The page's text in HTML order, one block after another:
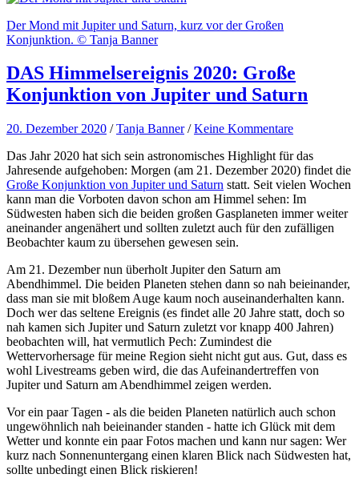
Der Mond mit Jupiter und Saturn, kurz vor der Großen
Konjunktion. © Tanja Banner
DAS Himmelsereignis 2020: Große
Konjunktion von Jupiter und Saturn
20. Dezember 2020 /Tanja Banner /Keine Kommentare
Das Jahr 2020 hat sich sein astronomisches Highlight für das
Jahresende aufgehoben: Morgen (am 21. Dezember 2020) findet die
Große Konjunktion von Jupiter und Saturn statt. Seit vielen Wochen
kann man die Vorboten davon schon am Himmel sehen: Im
Südwesten haben sich die beiden großen Gasplaneten immer weiter
aneinander angenähert und sollten zuletzt auch für den zufälligen
Beobachter kaum zu übersehen gewesen sein.
Am 21. Dezember nun überholt Jupiter den Saturn am
Abendhimmel. Die beiden Planeten stehen dann so nah beieinander,
dass man sie mit bloßem Auge kaum noch auseinanderhalten kann.
Doch wer das seltene Ereignis (es findet alle 20 Jahre statt, doch so
nah kamen sich Jupiter und Saturn zuletzt vor knapp 400 Jahren)
beobachten will, hat vermutlich Pech: Zumindest die
Wettervorhersage für meine Region sieht nicht gut aus. Gut, dass es
wohl Livestreams geben wird, die das Aufeinandertreffen von
Jupiter und Saturn am Abendhimmel zeigen werden.
Vor ein paar Tagen - als die beiden Planeten natürlich auch schon
ungewöhnlich nah beieinander standen - hatte ich Glück mit dem
Wetter und konnte ein paar Fotos machen und kann nur sagen: Wer
kurz nach Sonnenuntergang einen klaren Blick nach Südwesten hat,
sollte unbedingt einen Blick riskieren!